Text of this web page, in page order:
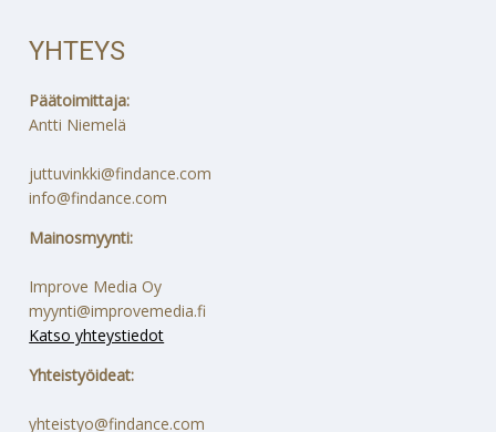
YHTEYS
Päätoimittaja:
Antti Niemelä
juttuvinkki@findance.com
info@findance.com
Mainosmyynti:
Improve Media Oy
myynti@improvemedia.fi
Katso yhteystiedot
Yhteistyöideat:
yhteistyo@findance.com